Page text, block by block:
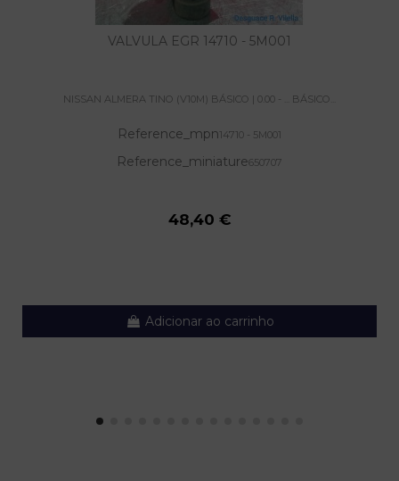
VALVULA EGR 14710 - 5M001
NISSAN ALMERA TINO (V10M) BÁSICO | 0.00 - ... BÁSICO...
Reference_mpn14710 - 5M001
Reference_miniature650707
48,40 €
Adicionar ao carrinho